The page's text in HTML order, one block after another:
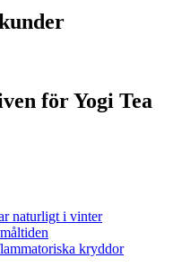
för Yogi Tea
naturligt i vinter
kryddor